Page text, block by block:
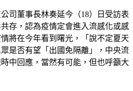
司董事長林奏延今（18）日受訪表
存，認為疫情定會進入流感化或感
將在今年看到曙光，「說不定夏天
是否有望「出國免隔離」，中央流
中回應，當然有可能，但也呼籲大